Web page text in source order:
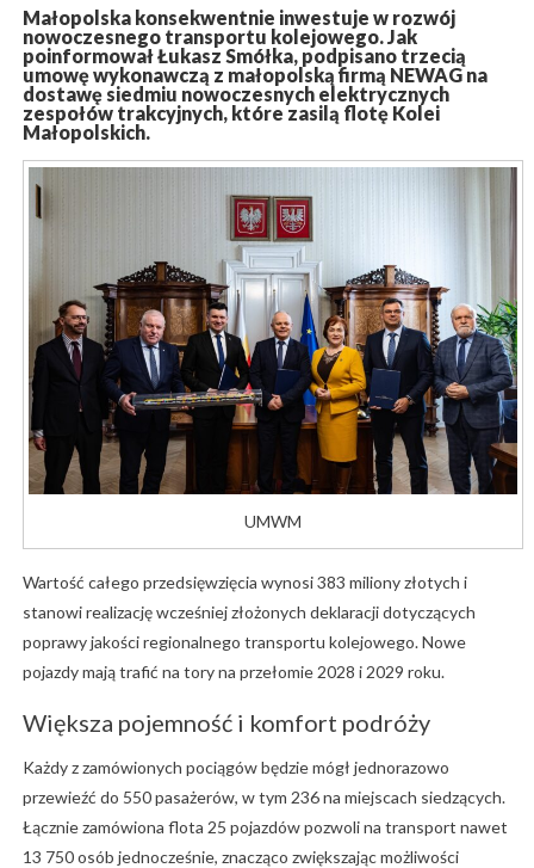
Małopolska konsekwentnie inwestuje w rozwój
nowoczesnego transportu kolejowego. Jak
poinformowałŁukasz Smółka, podpisano trzecią
umowę wykonawczą z małopolską firmą NEWAGna
dostawę siedmiu nowoczesnych elektrycznych
zespołów trakcyjnych, które zasilą flotę Kolei
Małopolskich.
UMWM
Wartość całego przedsięwzięcia wynosi 383 miliony złotych i
stanowi realizację wcześniej złożonych deklaracji dotyczących
poprawy jakości regionalnego transportu kolejowego. Nowe
pojazdy mają trafić na tory na przełomie 2028 i 2029 roku.
Większa pojemność i komfort podróży
Każdy z zamówionych pociągów będzie mógł jednorazowo
przewieźć do 550 pasażerów, w tym 236 na miejscach siedzących.
Łącznie zamówiona flota 25 pojazdów pozwoli na transport nawet
13 750 osób jednocześnie, znacząco zwiększając możliwości